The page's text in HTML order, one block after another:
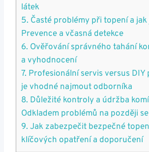
látek
5. Časté problémy při topení a
Prevence a včasná detekce
6. Ověřování správného tahání
a vyhodnocení
7. Profesionální servis versus
je vhodné najmout odborníka
8. Důležité kontroly a údržba
Odkladem problémů na později
9. Jak zabezpečit bezpečné
klíčových opatření a doporučení